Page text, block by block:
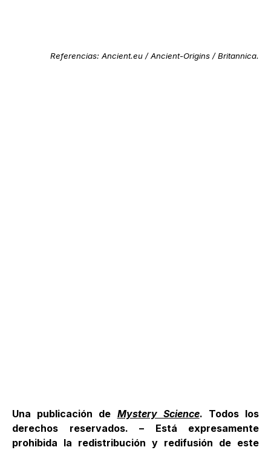
Referencias: Ancient.eu /Ancient-Origins /Britannica.
Una publicación de Mystery Science. Todos los
derechos reservados. – Está expresamente
prohibida la redistribución y redifusión de este